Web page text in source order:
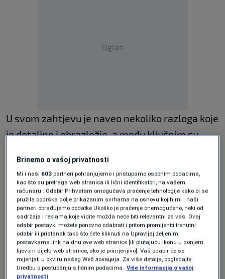
Oglas
U svom zahtjevu je naveo nekoliko razloga koje
je detaljno i obrazložio, a među ključnim su
politička trgovina prilikom izbora sudije
Ustavnog suda BiH, Marina Vukoje.
Osim toga, Čelik je naveo i niz propusta koje je
Mioković imao u svom radu.
Pod tim propustima mislio je na:
Brinemo o vašoj privatnosti
Mi i naši 603 partneri pohranjujemo i pristupamo osobnim podacima,
kao što su pretraga web stranica ili lični identifikatori, na vašem
računaru . Odabir Prihvatam omogućava praćenje tehnologije kako bi se
pružila podrška dolje prikazanim svrhama na osnovu kojih mi i naši
partneri obrađujemo podatke Ukoliko je praćenje onemogućeno, neki od
sadržaja i reklama koje vidite možda neće biti relevantni za vas. Ovaj
odabir postavki možete ponovno odabrati i pritom promijeniti trenutni
odabir ili pristanak tako što ćete kliknuti na Upravljaj željenim
postavkama link na dnu ove web stranice [ili plutajuću ikonu u donjem
lijevom dijelu web stranice, ako je primjenjivo]. Vaš odabir će se
mijenjati u okviru našeg Wеб локација. Za više detalja, pogledajte
Uredbu o postupanju s ličnim podacima. Više informacija o vašoj
privatnosti